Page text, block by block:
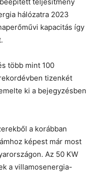
hálózatra 2023
kapacitás így
több mint 100
tizenkét
ki a bejegyzésben
a korábban
képest már most
Az 50 KW
a villamosenergia-